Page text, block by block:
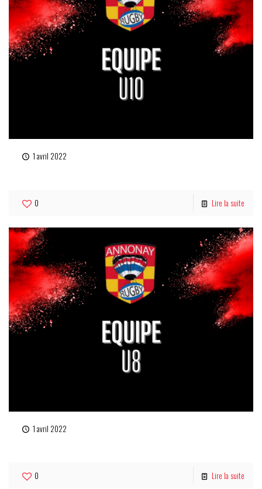
1 avril 2022
0 Lire la suite
1 avril 2022
0 Lire la suite